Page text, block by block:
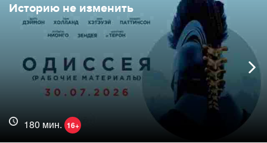
Историю не изменить
180 мин. 16+